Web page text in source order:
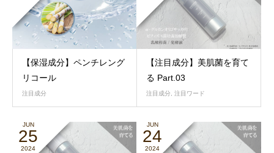
【保湿成分】ペンチレング
リコール
注目成分
【注目成分】美肌菌を育て
る Part.03
注目成分 注目ワード
JUN
25
2024
JUN
24
2024